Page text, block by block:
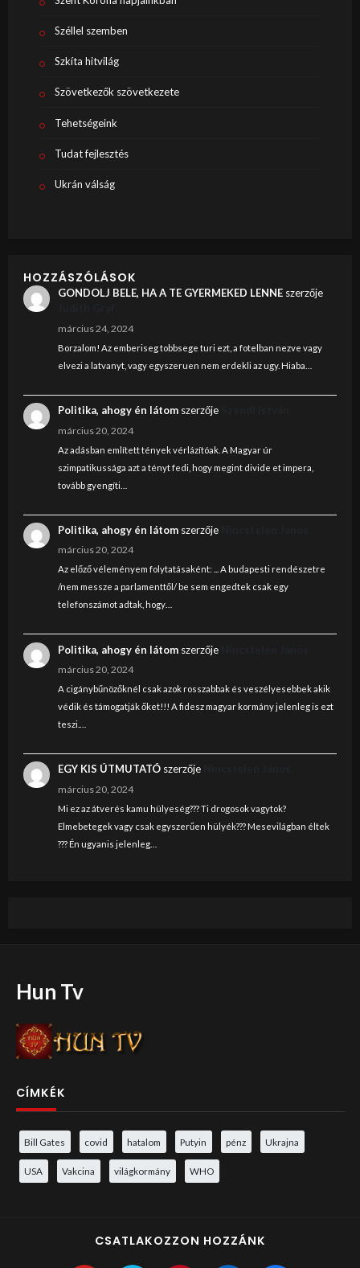
Széllel szemben
Szkíta hitvilág
Szövetkezők szövetkezete
Tehetségeink
Tudat fejlesztés
Ukrán válság
HOZZÁSZÓLÁSOK
GONDOLJ BELE, HA A TE GYERMEKED LENNEszerzője
március 24, 2024
Borzalom! Az emberiseg tobbsege turi ezt, a fotelban nezve vagy
elvezi a latvanyt, vagy egyszeruen nem erdekli az ugy. Hiaba…
Politika, ahogy én látomszerzője
március 20, 2024
Az adásban említett tények vérlázítóak. A Magyar úr
szimpatikussága azt a tényt fedi, hogy megint divide et impera,
tovább gyengíti…
Politika, ahogy én látomszerzője
március 20, 2024
Az előző véleményem folytatásaként: ... A budapesti rendészetre
/nem messze a parlamenttől/ be sem engedtek csak egy
telefonszámot adtak, hogy…
Politika, ahogy én látomszerzője
március 20, 2024
A cigánybűnözőknél csak azok rosszabbak és veszélyesebbek akik
védik és támogatják őket!!! A fidesz magyar kormány jelenleg is ezt
teszi.…
EGY KIS ÚTMUTATÓszerzője
március 20, 2024
Mi ez az átverés kamu hülyeség??? Ti drogosok vagytok?
Elmebetegek vagy csak egyszerűen hülyék??? Mesevilágban éltek
??? Én ugyanis jelenleg…
Hun Tv
CÍMKÉK
Bill Gates covid hatalom Putyin pénz Ukrajna
USA Vakcina világkormány WHO
CSATLAKOZZON HOZZÁNK